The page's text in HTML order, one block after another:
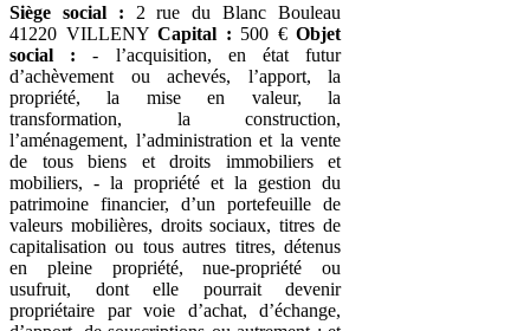
Siège social : 2 rue du Blanc Bouleau
41220 VILLENY Capital : 500 € Objet
social : - l’acquisition, en état futur
d’achèvement ou achevés, l’apport, la
propriété, la mise en valeur, la
transformation, la construction,
l’aménagement, l’administration et la vente
de tous biens et droits immobiliers et
mobiliers, - la propriété et la gestion du
patrimoine financier, d’un portefeuille de
valeurs mobilières, droits sociaux, titres de
capitalisation ou tous autres titres, détenus
en pleine propriété, nue-propriété ou
usufruit, dont elle pourrait devenir
propriétaire par voie d’achat, d’échange,